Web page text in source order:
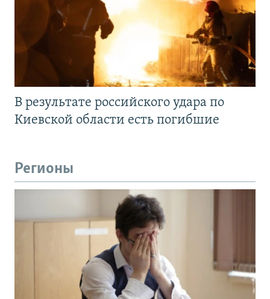
В результате российского удара по
Киевской области есть погибшие
Регионы